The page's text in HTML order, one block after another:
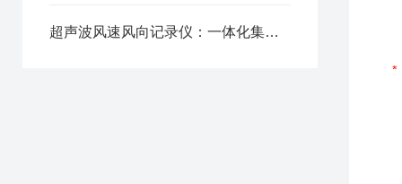
超声波风速风向记录仪：一体化集成，同步采集风速风向双参数